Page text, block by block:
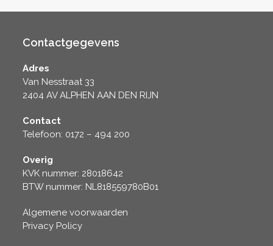
Contactgegevens
Adres
Van Nesstraat 33
2404 AV ALPHEN AAN DEN RIJN
Contact
Telefoon: 0172 – 494 200
Overig
KVK nummer: 28018642
BTW nummer: NL818559780B01
Algemene voorwaarden
Privacy Policy